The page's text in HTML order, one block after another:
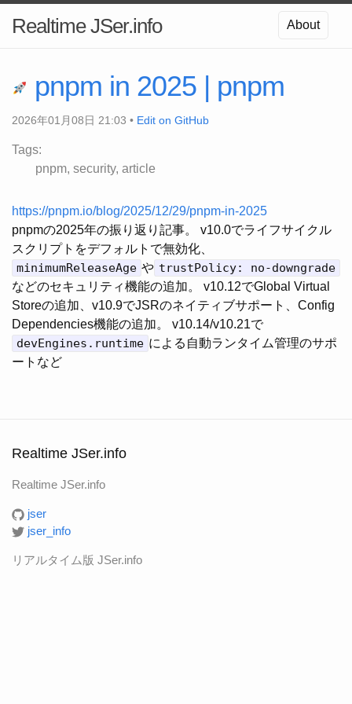
Realtime JSer.info About
pnpm in 2025 | pnpm
2026年01月08日 21:03 • Edit on GitHub
Tags:
pnpm security article
https://pnpm.io/blog/2025/12/29/pnpm-in-2025
pnpmの2025年の振り返り記事。 v10.0でライフサイクル
スクリプトをデフォルトで無効化、
minimumReleaseAge や trustPolicy: no-downgrade
などのセキュリティ機能の追加。 v10.12でGlobal Virtual
Storeの追加、v10.9でJSRのネイティブサポート、Config
Dependencies機能の追加。 v10.14/v10.21で
devEngines.runtime による自動ランタイム管理のサポ
ートなど
Realtime JSer.info
Realtime JSer.info
jser
jser_info
リアルタイム版 JSer.info